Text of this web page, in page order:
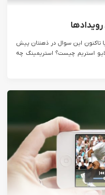
تاکنون این سوال در ذهنتان پیش
استریم چیست؟ استریمینگ چه